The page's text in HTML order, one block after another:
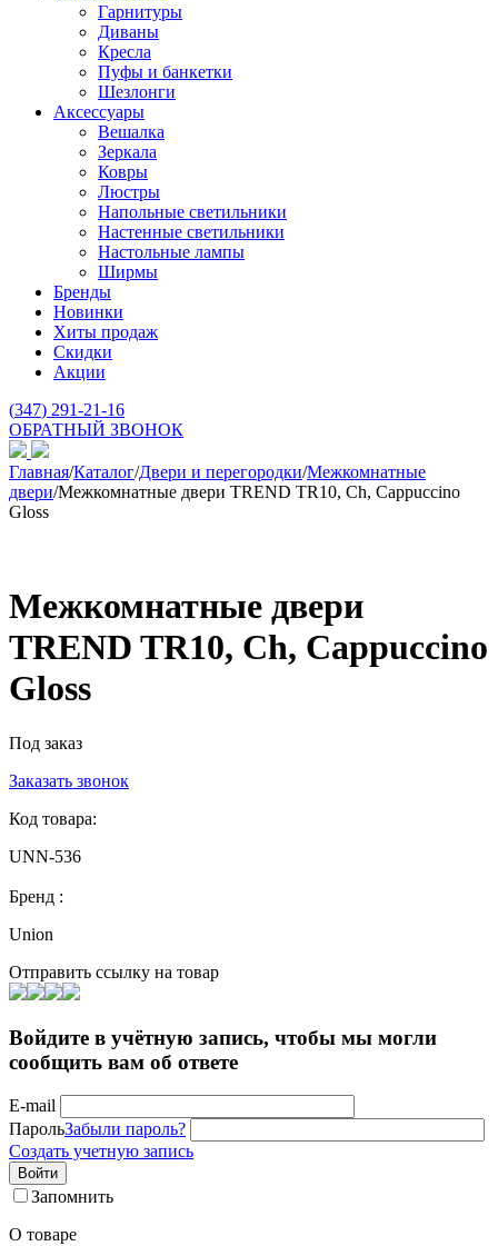
Гарнитуры
Диваны
Кресла
Пуфы и банкетки
Шезлонги
Аксессуары
Вешалка
Зеркала
Ковры
Люстры
Напольные светильники
Настенные светильники
Настольные лампы
Ширмы
Бренды
Новинки
Хиты продаж
Скидки
Акции
(347) 291-21-16
ОБРАТНЫЙ ЗВОНОК
Главная/Каталог/Двери и перегородки/Межкомнатные
двери/Межкомнатные двери TREND TR10, Ch, Cappuccino
Gloss
Межкомнатные двери
TREND TR10, Ch, Cappuccino
Gloss
Под заказ
Заказать звонок
Код товара:
UNN-536
Бренд :
Union
Отправить ссылку на товар
Войдите в учётную запись, чтобы мы могли
сообщить вам об ответе
E-mail
ПарольЗабыли пароль?
Создать учетную запись
Войти
Запомнить
О товаре